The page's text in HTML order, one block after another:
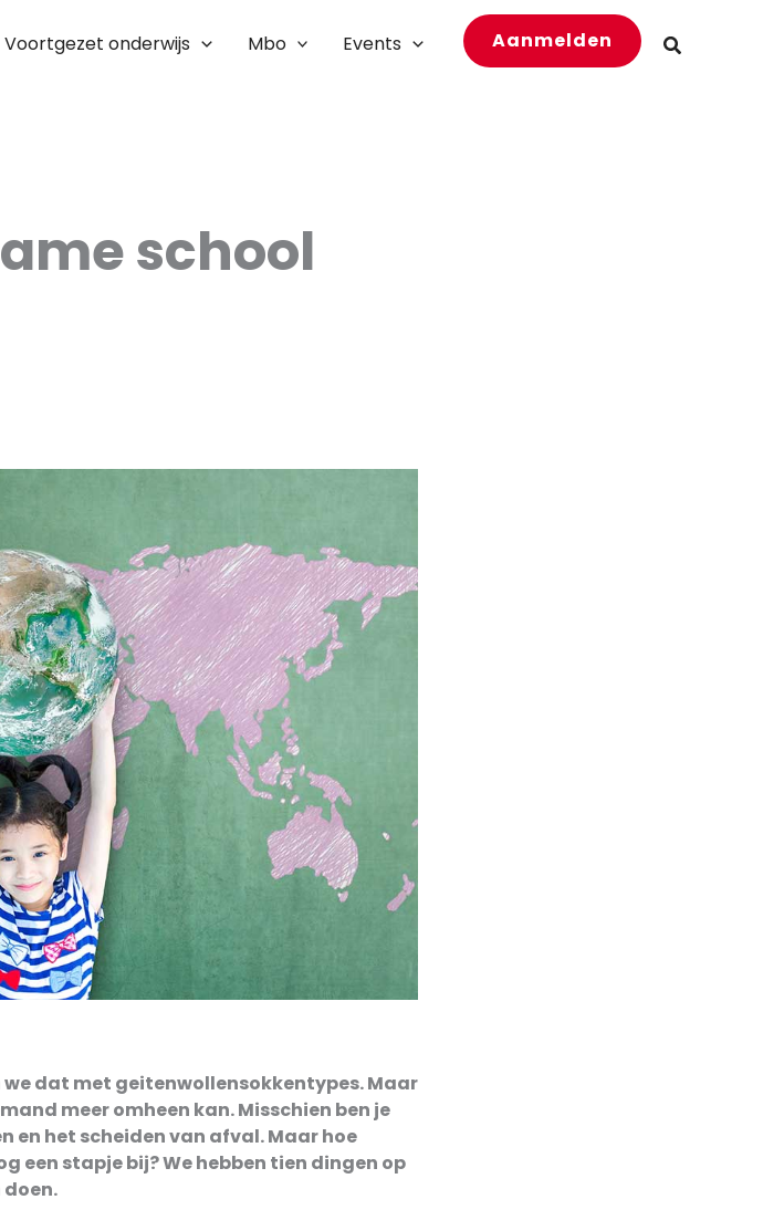
Voortgezet onderwijs Mbo Events Aanmelden Zoeken
school
dat met geitenwollensokkentypes. Maar
meer omheen kan. Misschien ben je
en het scheiden van afval. Maar hoe
een stapje bij? We hebben tien dingen op
doen.